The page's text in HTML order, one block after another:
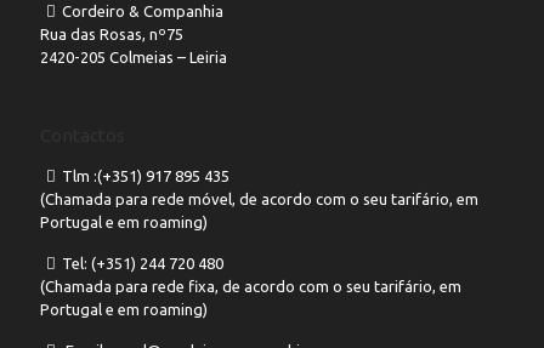
Cordeiro & Companhia
Rua das Rosas, nº75
2420-205 Colmeias – Leiria
Tlm :(+351) 917 895 435
(Chamada para rede móvel, de acordo com o seu tarifário, em
Portugal e em roaming)
Tel: (+351) 244 720 480
(Chamada para rede fixa, de acordo com o seu tarifário, em
Portugal e em roaming)